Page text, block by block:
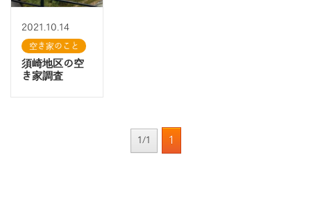
2021.10.14
空き家のこと
須崎地区の空
き家調査
1/1 1